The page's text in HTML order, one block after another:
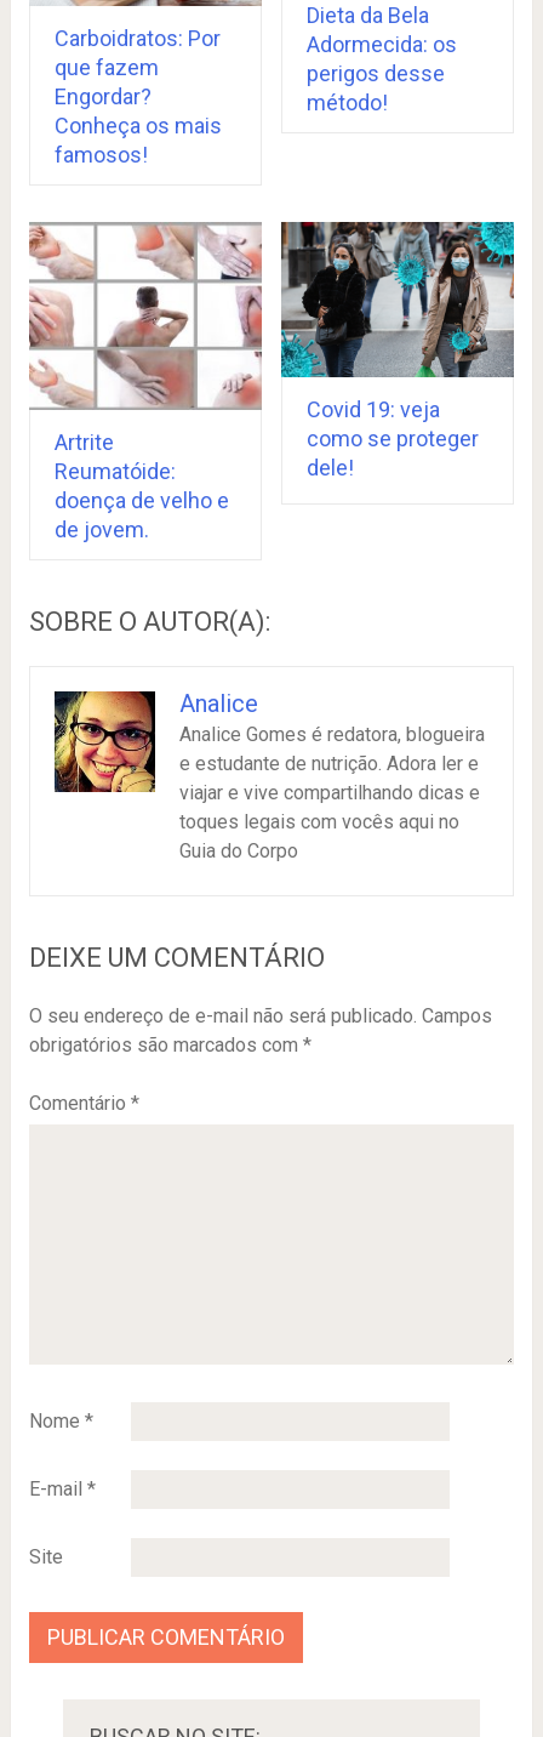
Carboidratos: Por
que fazem
Engordar?
Conheça os mais
famosos!
Dieta da Bela
Adormecida: os
perigos desse
método!
Artrite
Reumatóide:
doença de velho e
de jovem.
Covid 19: veja
como se proteger
dele!
SOBRE O AUTOR(A):
Analice
Analice Gomes é redatora, blogueira
e estudante de nutrição. Adora ler e
viajar e vive compartilhando dicas e
toques legais com vocês aqui no
Guia do Corpo
DEIXE UM COMENTÁRIO
O seu endereço de e-mail não será publicado. Campos
obrigatórios são marcados com *
Comentário *
Nome *
E-mail *
Site